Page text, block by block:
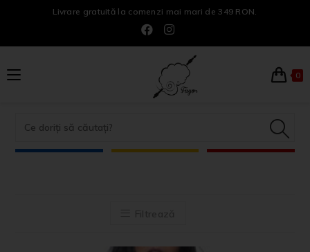
Livrare gratuită la comenzi mai mari de 349 RON.
0